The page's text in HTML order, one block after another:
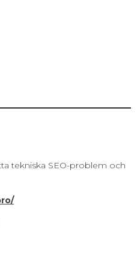
tekniska SEO-problem och